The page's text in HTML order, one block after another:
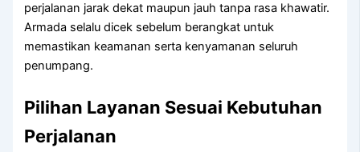
perjalanan jarak dekat maupun jauh tanpa rasa khawatir.
Armada selalu dicek sebelum berangkat untuk
memastikan keamanan serta kenyamanan seluruh
penumpang.
Pilihan Layanan Sesuai Kebutuhan
Perjalanan